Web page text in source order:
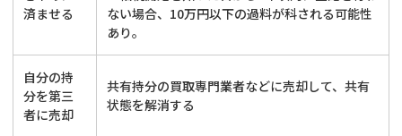
済ませる
ない場合、10万円以下の過料が科される可能性
あり。
自分の持
分を第三
者に売却
共有持分の買取専門業者などに売却して、共有
状態を解消する